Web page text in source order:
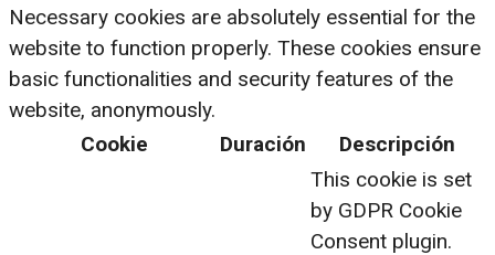
Necessary cookies are absolutely essential for the
website to function properly. These cookies ensure
basic functionalities and security features of the
website, anonymously.
Cookie
Duración Descripción
This cookie is set
by GDPR Cookie
Consent plugin.